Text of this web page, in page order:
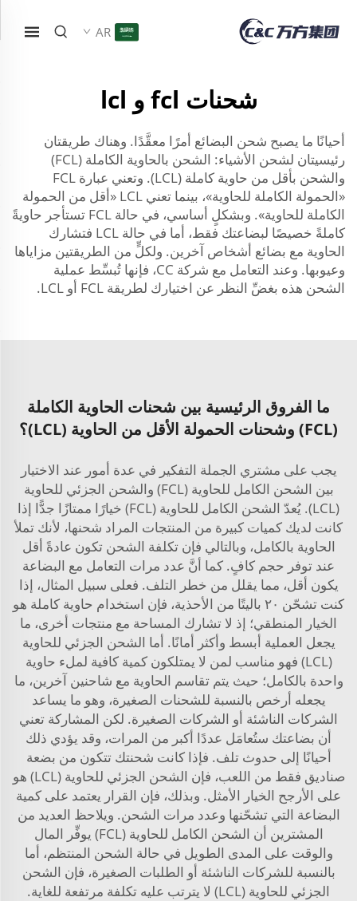
AR
شحنات fcl و lcl
أحيانًا ما يصبح شحن البضائع أمرًا معقَّدًا. وهناك طريقتان
رئيسيتان لشحن الأشياء: الشحن بالحاوية الكاملة (FCL)
والشحن بأقل من حاوية كاملة (LCL). وتعني عبارة FCL
«الحمولة الكاملة للحاوية»، بينما تعني LCL «أقل من الحمولة
الكاملة للحاوية». وبشكلٍ أساسي، في حالة FCL تستأجر حاويةً
كاملةً خصيصًا لبضاعتك فقط، أما في حالة LCL فتشارك
الحاوية مع بضائع أشخاص آخرين. ولكلٍّ من الطريقتين مزاياها
وعيوبها. وعند التعامل مع شركة CC، فإنها تُبسِّط عملية
الشحن هذه بغضِّ النظر عن اختيارك لطريقة FCL أو LCL.
ما الفروق الرئيسية بين شحنات الحاوية الكاملة
(FCL) وشحنات الحمولة الأقل من الحاوية (LCL)؟
يجب على مشتري الجملة التفكير في عدة أمور عند الاختيار
بين الشحن الكامل للحاوية (FCL) والشحن الجزئي للحاوية
(LCL). يُعدّ الشحن الكامل للحاوية (FCL) خيارًا ممتازًا جدًّا إذا
كانت لديك كميات كبيرة من المنتجات المراد شحنها، لأنك تملأ
الحاوية بالكامل، وبالتالي فإن تكلفة الشحن تكون عادةً أقل
عند توفر حجم كافٍ. كما أنَّ عدد مرات التعامل مع البضاعة
يكون أقل، مما يقلل من خطر التلف. فعلى سبيل المثال، إذا
كنت تشحّن ٢٠ باليتًا من الأحذية، فإن استخدام حاوية كاملة هو
الخيار المنطقي؛ إذ لا تشارك المساحة مع منتجات أخرى، ما
يجعل العملية أبسط وأكثر أمانًا. أما الشحن الجزئي للحاوية
(LCL) فهو مناسب لمن لا يمتلكون كمية كافية لملء حاوية
واحدة بالكامل؛ حيث يتم تقاسم الحاوية مع شاحنين آخرين، ما
يجعله أرخص بالنسبة للشحنات الصغيرة، وهو ما يساعد
الشركات الناشئة أو الشركات الصغيرة. لكن المشاركة تعني
أن بضاعتك ستُعامَل عددًا أكبر من المرات، وقد يؤدي ذلك
أحيانًا إلى حدوث تلف. فإذا كانت شحنتك تتكون من بضعة
صناديق فقط من اللعب، فإن الشحن الجزئي للحاوية (LCL) هو
على الأرجح الخيار الأمثل. وبذلك، فإن القرار يعتمد على كمية
البضاعة التي تشحّنها وعدد مرات الشحن. ويلاحظ العديد من
المشترين أن الشحن الكامل للحاوية (FCL) يوفِّر المال
والوقت على المدى الطويل في حالة الشحن المنتظم، أما
بالنسبة للشركات الناشئة أو الطلبات الصغيرة، فإن الشحن
الجزئي للحاوية (LCL) لا يترتب عليه تكلفة مرتفعة للغاية.